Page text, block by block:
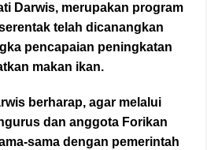
Darwis, merupakan program
telah dicanangkan
pencapaian peningkatan
makan ikan.
berharap, agar melalui
dan anggota Forikan
sama dengan pemerintah